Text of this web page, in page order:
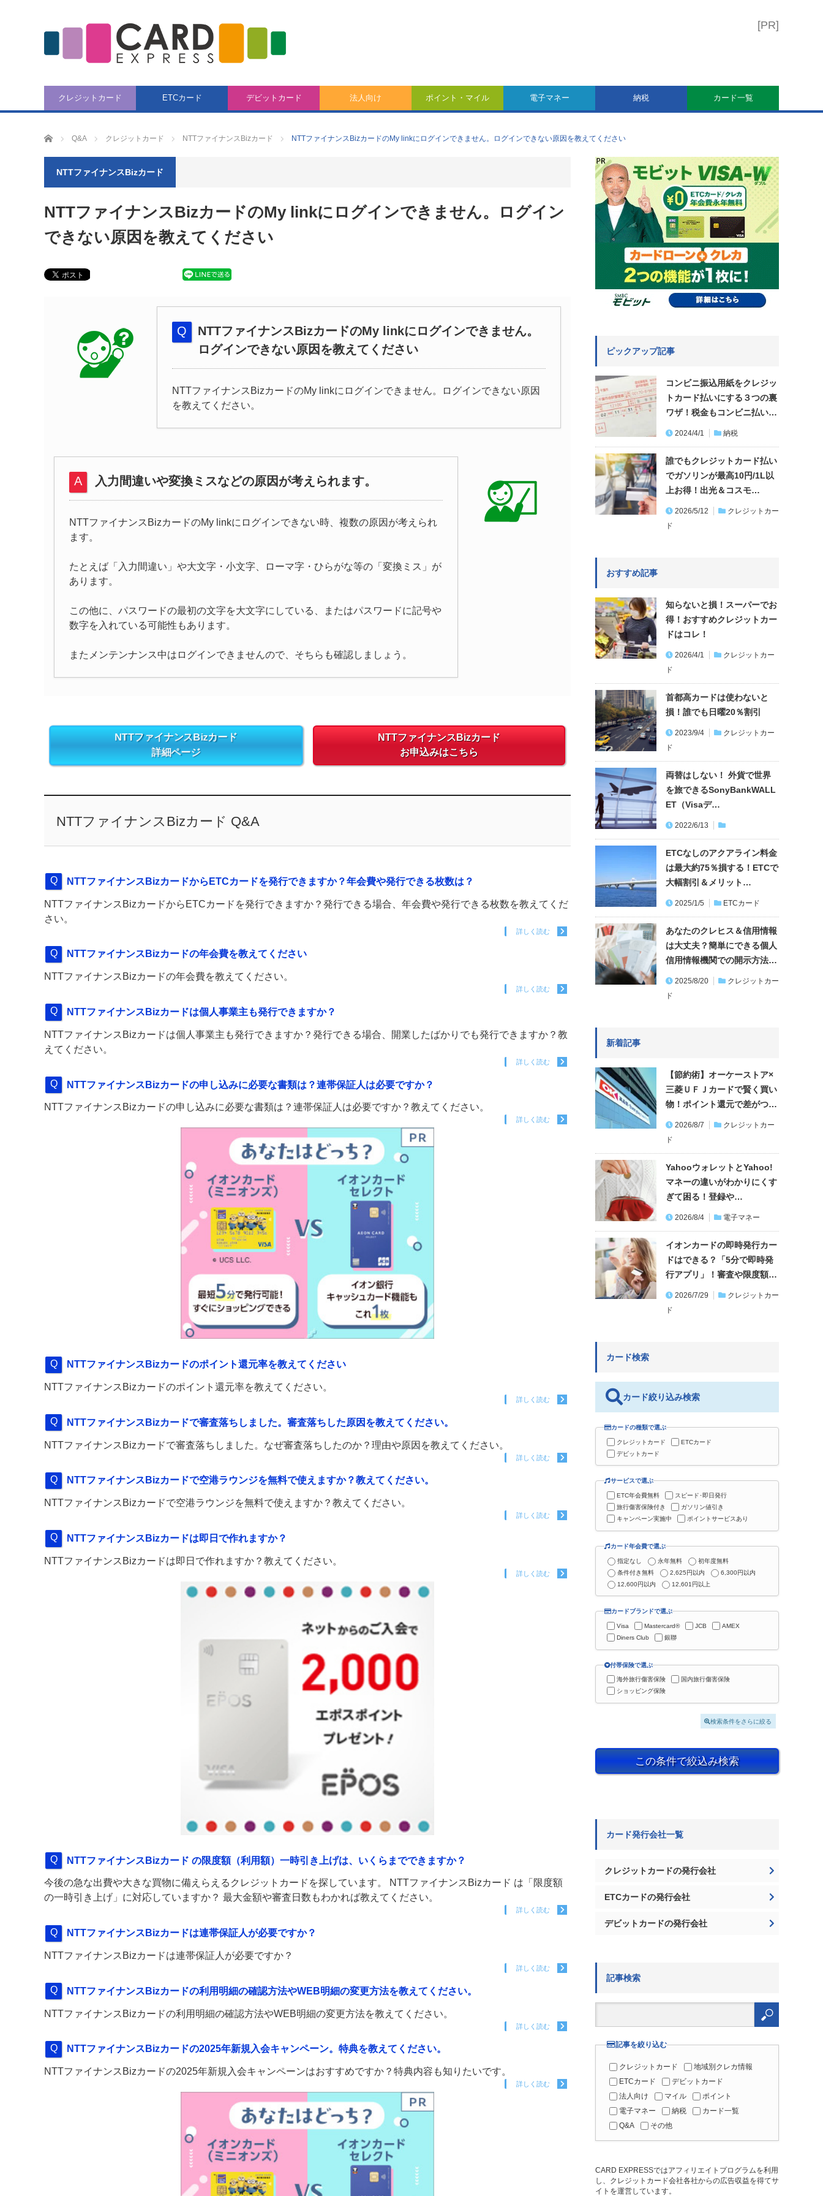
クレジットカード ETCカード デビットカード 法人向け ポイント・マイル 電子マネー 納税 カード一覧
CARD EXPRESS
Q&A クレジットカード NTTファイナンスBizカード NTTファイナンスBizカードのMy linkにログインできません。ログインできない原因を教えてください
NTTファイナンスBizカード
NTTファイナンスBizカードのMy linkにログインできません。ログイン
できない原因を教えてください
NTTファイナンスBizカードのMy linkにログインできません。
ログインできない原因を教えてください
NTTファイナンスBizカードのMy linkにログインできません。ログインできない原因
を教えてください。
入力間違いや変換ミスなどの原因が考えられます。
NTTファイナンスBizカードのMy linkにログインできない時、複数の原因が考えられ
ます。
たとえば「入力間違い」や大文字・小文字、ローマ字・ひらがな等の「変換ミス」が
あります。
この他に、パスワードの最初の文字を大文字にしている、またはパスワードに記号や
数字を入れている可能性もあります。
またメンテンナンス中はログインできませんので、そちらも確認しましょう。
NTTファイナンスBizカード
詳細ページ
NTTファイナンスBizカード
お申込みはこちら
NTTファイナンスBizカード Q&A
NTTファイナンスBizカードからETCカードを発行できますか？年会費や発行できる枚数は？
NTTファイナンスBizカードからETCカードを発行できますか？発行できる場合、年会費や発行できる枚数を教えてくだ
さい。
詳しく読む
NTTファイナンスBizカードの年会費を教えてください
NTTファイナンスBizカードの年会費を教えてください。
詳しく読む
NTTファイナンスBizカードは個人事業主も発行できますか？
NTTファイナンスBizカードは個人事業主も発行できますか？発行できる場合、開業したばかりでも発行できますか？教
えてください。
詳しく読む
NTTファイナンスBizカードの申し込みに必要な書類は？連帯保証人は必要ですか？
NTTファイナンスBizカードの申し込みに必要な書類は？連帯保証人は必要ですか？教えてください。
詳しく読む
NTTファイナンスBizカードのポイント還元率を教えてください
NTTファイナンスBizカードのポイント還元率を教えてください。
詳しく読む
NTTファイナンスBizカードで審査落ちしました。審査落ちした原因を教えてください。
NTTファイナンスBizカードで審査落ちしました。なぜ審査落ちしたのか？理由や原因を教えてください。
詳しく読む
NTTファイナンスBizカードで空港ラウンジを無料で使えますか？教えてください。
NTTファイナンスBizカードで空港ラウンジを無料で使えますか？教えてください。
詳しく読む
NTTファイナンスBizカードは即日で作れますか？
NTTファイナンスBizカードは即日で作れますか？教えてください。
詳しく読む
NTTファイナンスBizカード の限度額（利用額）一時引き上げは、いくらまでできますか？
今後の急な出費や大きな買物に備えらえるクレジットカードを探しています。 NTTファイナンスBizカード は「限度額
の一時引き上げ」に対応していますか？ 最大金額や審査日数もわかれば教えてください。
詳しく読む
NTTファイナンスBizカードは連帯保証人が必要ですか？
NTTファイナンスBizカードは連帯保証人が必要ですか？
詳しく読む
NTTファイナンスBizカードの利用明細の確認方法やWEB明細の変更方法を教えてください。
NTTファイナンスBizカードの利用明細の確認方法やWEB明細の変更方法を教えてください。
詳しく読む
NTTファイナンスBizカードの2025年新規入会キャンペーン。特典を教えてください。
NTTファイナンスBizカードの2025年新規入会キャンペーンはおすすめですか？特典内容も知りたいです。
詳しく読む
ピックアップ記事
コンビニ振込用紙をクレジッ
トカード払いにする３つの裏
ワザ！税金もコンビニ払い…
2024/4/1 納税
誰でもクレジットカード払い
でガソリンが最高10円/1L以
上お得！出光＆コスモ…
2026/5/12
クレジットカー
ド
おすすめ記事
知らないと損！スーパーでお
得！おすすめクレジットカー
ドはコレ！
2026/4/1
クレジットカー
ド
首都高カードは使わないと
損！誰でも日曜20％割引
2023/9/4
クレジットカー
ド
両替はしない！ 外貨で世界
を旅できるSonyBankWALL
ET（Visaデ…
2022/6/13
ETCなしのアクアライン料金
は最大約75％損する！ETCで
大幅割引＆メリット…
2025/1/5 ETCカード
あなたのクレヒス＆信用情報
は大丈夫？簡単にできる個人
信用情報機関での開示方法…
2025/8/20
クレジットカー
ド
新着記事
【節約術】オーケーストア×
三菱ＵＦＪカードで賢く買い
物！ポイント還元で差がつ…
2026/8/7
クレジットカー
ド
YahooウォレットとYahoo!
マネーの違いがわかりにくす
ぎて困る！登録や…
2026/8/4 電子マネー
イオンカードの即時発行カー
ドはできる？「5分で即時発
行アプリ」！審査や限度額…
2026/7/29
クレジットカー
ド
カード検索
カード絞り込み検索
カードの種類で選ぶ
クレジットカード
ETCカード
デビットカード
サービスで選ぶ
ETC年会費無料
スピード･即日発行
旅行傷害保険付き
ガソリン値引き
キャンペーン実施中
ポイントサービスあり
カード年会費で選ぶ
指定なし 永年無料
初年度無料
条件付き無料
2,625円以内
6,300円以内
12,600円以内
12,601円以上
カードブランドで選ぶ
Visa Mastercard® JCB
AMEX
Diners Club
銀聯
付帯保険で選ぶ
海外旅行傷害保険
国内旅行傷害保険
ショッピング保険
検索条件をさらに絞る
この条件で絞込み検索
カード発行会社一覧
クレジットカードの発行会社
ETCカードの発行会社
デビットカードの発行会社
記事検索
検
記事を絞り込む
クレジットカード
地域別クレカ情報
ETCカード
デビットカード
法人向け
マイル
ポイント
電子マネー
納税
カード一覧
Q&A
その他
CARD EXPRESSではアフィリエイトプログラムを利用
し、クレジットカード会社各社からの広告収益を得てサ
イトを運営しています。